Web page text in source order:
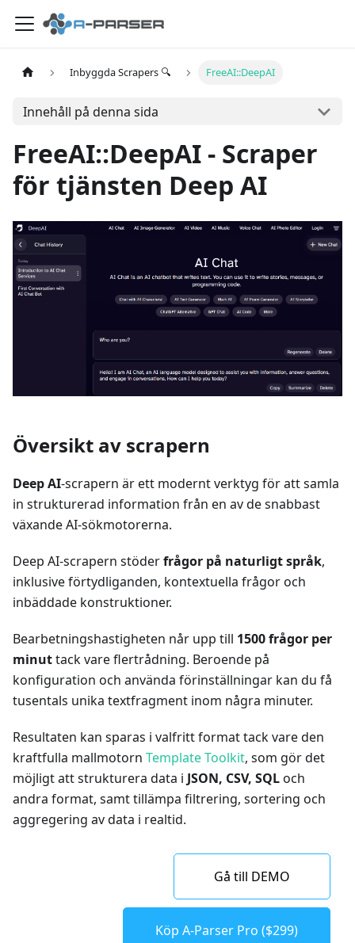
Inbyggda Scrapers 🔍 FreeAI::DeepAI
Innehåll på denna sida
FreeAI::DeepAI - Scraper
för tjänsten Deep AI
Översikt av scrapern
Deep AI-scrapern är ett modernt verktyg för att samla
in strukturerad information från en av de snabbast
växande AI-sökmotorerna.
Deep AI-scrapern stöderfrågor på naturligt språk,
inklusive förtydliganden, kontextuella frågor och
inbäddade konstruktioner.
Bearbetningshastigheten når upp till 1500 frågor per
minuttack vare flertrådning. Beroende på
konfiguration och använda förinställningar kan du få
tusentals unika textfragment inom några minuter.
Resultaten kan sparas i valfritt format tack vare den
kraftfulla mallmotorn Template Toolkit, som gör det
möjligt att strukturera data i JSON, CSV, SQLoch
andra format, samt tillämpa filtrering, sortering och
aggregering av data i realtid.
Gå till DEMO
Köp A-Parser Pro ($299)